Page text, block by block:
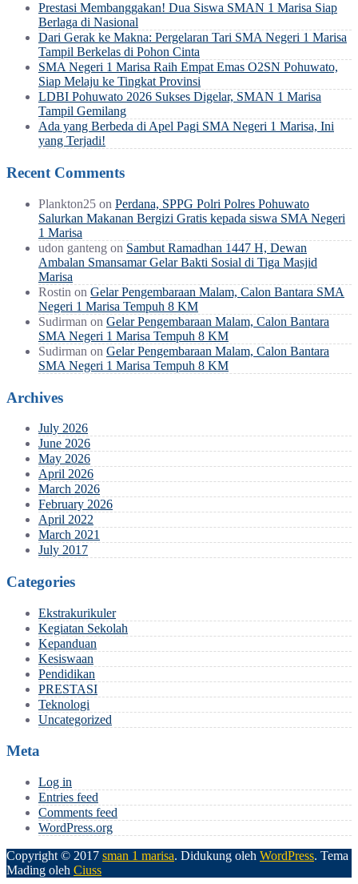
Prestasi Membanggakan! Dua Siswa SMAN 1 Marisa Siap
Berlaga di Nasional
Dari Gerak ke Makna: Pergelaran Tari SMA Negeri 1 Marisa
Tampil Berkelas di Pohon Cinta
SMA Negeri 1 Marisa Raih Empat Emas O2SN Pohuwato,
Siap Melaju ke Tingkat Provinsi
LDBI Pohuwato 2026 Sukses Digelar, SMAN 1 Marisa
Tampil Gemilang
Ada yang Berbeda di Apel Pagi SMA Negeri 1 Marisa, Ini
yang Terjadi!
Recent Comments
Plankton25 on Perdana, SPPG Polri Polres Pohuwato
Salurkan Makanan Bergizi Gratis kepada siswa SMA Negeri
1 Marisa
udon ganteng on Sambut Ramadhan 1447 H, Dewan
Ambalan Smansamar Gelar Bakti Sosial di Tiga Masjid
Marisa
Rostin on Gelar Pengembaraan Malam, Calon Bantara SMA
Negeri 1 Marisa Tempuh 8 KM
Sudirman on Gelar Pengembaraan Malam, Calon Bantara
SMA Negeri 1 Marisa Tempuh 8 KM
Sudirman on Gelar Pengembaraan Malam, Calon Bantara
SMA Negeri 1 Marisa Tempuh 8 KM
Archives
July 2026
June 2026
May 2026
April 2026
March 2026
February 2026
April 2022
March 2021
July 2017
Categories
Ekstrakurikuler
Kegiatan Sekolah
Kepanduan
Kesiswaan
Pendidikan
PRESTASI
Teknologi
Uncategorized
Meta
Log in
Entries feed
Comments feed
WordPress.org
Copyright © 2017 sman 1 marisa. Didukung oleh WordPress. Tema
Mading oleh Ciuss